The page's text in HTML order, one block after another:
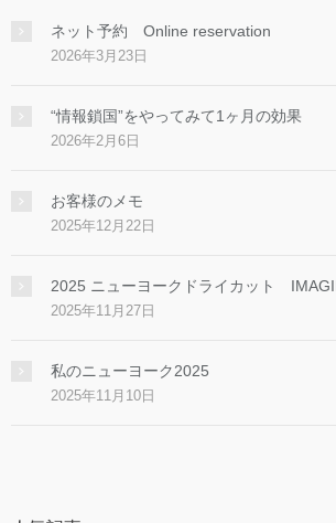
ネット予約 Online reservation
2026年3月23日
“情報鎖国”をやってみて1ヶ月の効果
2026年2月6日
お客様のメモ
2025年12月22日
2025 ニューヨークドライカット
2025年11月27日
私のニューヨーク2025
2025年11月10日